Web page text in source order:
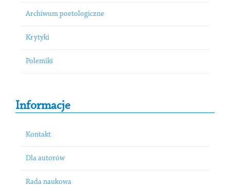
Archiwum poetologiczne
Krytyki
Polemiki
Informacje
Kontakt
Dla autorów
Rada naukowa